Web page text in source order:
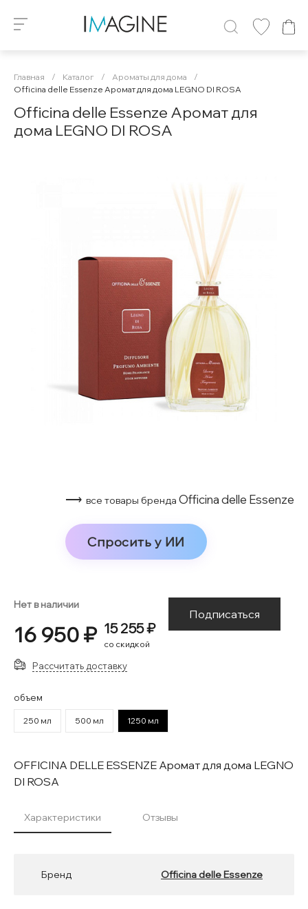
Главная / Каталог / Ароматы для дома
/
Officina delle Essenze Аромат для дома LEGNO DI ROSA
Officina delle Essenze Аромат для
дома LEGNO DI ROSA
⟶ все товары бренда Officina delle Essenze
Спросить у ИИ
Нет в наличии
16 950 ₽ 15 255 ₽
со скидкой
Подписаться
Рассчитать доставку
объем
250 мл 500 мл 1250 мл
OFFICINA DELLE ESSENZE Аромат для дома LEGNO
DI ROSA
Характеристики Отзывы
Бренд Officina delle Essenze